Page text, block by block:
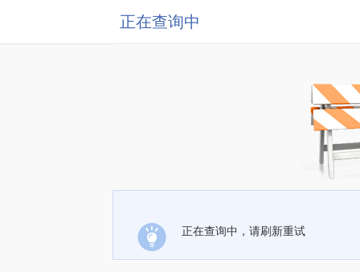
正在查询中
正在查询中，请刷新重试